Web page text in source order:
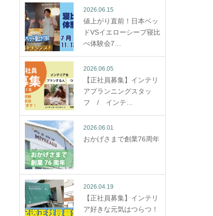
2026.06.15
値上がり直前！日本ベッ
ドVSイエローシープ寝比
べ体験会7…
2026.06.05
【正社員募集】インテリ
アプランニングスタッ
フ / インテ…
2026.06.01
おかげさまで創業76周年
2026.04.19
【正社員募集】インテリ
ア好きな元気はつらつ！